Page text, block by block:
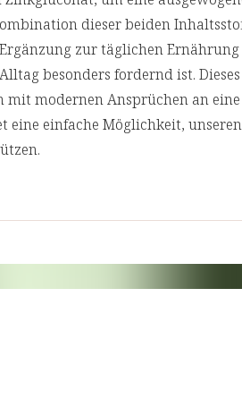
dieser beiden
zur täglichen
besonders fordernd ist.
modernen Ansprüchen an
eine einfache Möglichkeit,
die Vorteile und die Herstellung